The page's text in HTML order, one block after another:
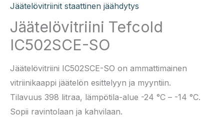
Jäätelövitriinit staattinen jäähdytys
Jäätelövitriini Tefcold
IC502SCE-SO
Jäätelövitriini IC502SCE-SO on ammattimainen
vitriinikaappi jäätelön esittelyyn ja myyntiin.
Tilavuus 398 litraa, lämpötila-alue -24 °C – -14 °C.
Sopii ravintolaan ja kahvilaan.